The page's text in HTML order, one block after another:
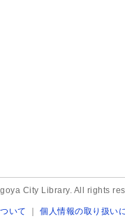
City Library. All rights
いて ｜個人情報の取り扱い